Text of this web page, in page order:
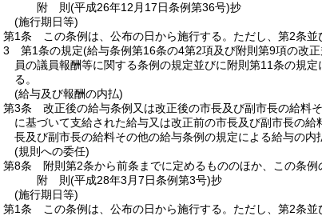
附 則(平成26年12月17日条例第36号)抄
(施行期日等)
第1条
この条例は、公布の日から施行する。 ただし、第2条並
3
第1条の規定(給与条例第16条の4第2項及び附則第9項の改
員の議員報酬等に関する条例の規定並びに附則第11条の規
る。
(給与及び報酬の内払)
第3条
改正後の給与条例又は改正後の市長及び副市長の給料
に基づいて支給された給与又は改正前の市長及び副市長の
長及び副市長の給料その他の給与条例の規定による給与の内
(規則への委任)
第8条
附則第2条から前条までに定めるもののほか、この条
附 則(平成28年3月7日条例第3号)抄
(施行期日等)
第1条
この条例は、公布の日から施行する。 ただし、第2条並